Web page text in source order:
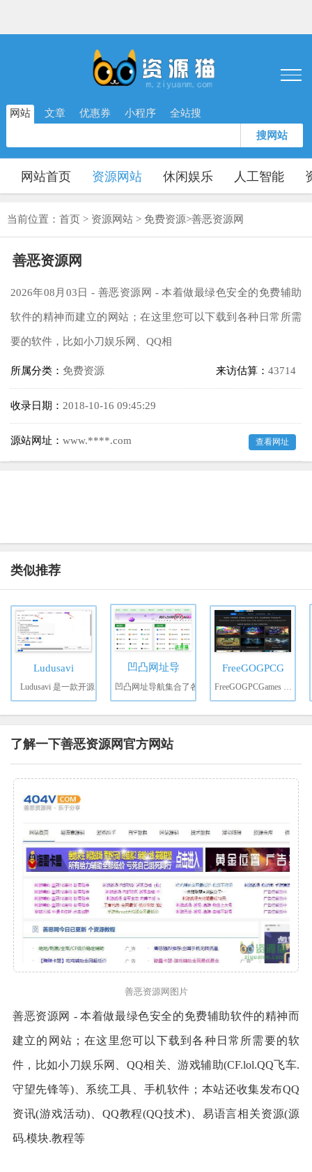
网站 文章 优惠券 小程序 全站搜
搜网站
网站首页 资源网站 休闲娱乐 人工智能
当前位置： 首页 > 资源网站 > 免费资源>善恶资源网
善恶资源网
2026年08月03日 - 善恶资源网 - 本着做最绿色安全的免费辅助
软件的精神而建立的网站；在这里您可以下载到各种日常所需
要的软件，比如小刀娱乐网、QQ相
所属分类： 免费资源 来访估算： 43714
收录日期： 2018-10-16 09:45:29
源站网址： www.****.com 查看网址
类似推荐
Ludusavi
Ludusavi 是一款开源
凹凸网址导
凹凸网址导航集合了各
FreeGOGPCG
FreeGOGPCGames 是一
了解一下善恶资源网官方网站
善恶资源网图片
善恶资源网 - 本着做最绿色安全的免费辅助软件的精神而
建立的网站；在这里您可以下载到各种日常所需要的软
件，比如小刀娱乐网、QQ相关、游戏辅助(CF.lol.QQ飞车.
守望先锋等)、系统工具、手机软件；本站还收集发布QQ
资讯(游戏活动)、QQ教程(QQ技术)、易语言相关资源(源
码.模块.教程等